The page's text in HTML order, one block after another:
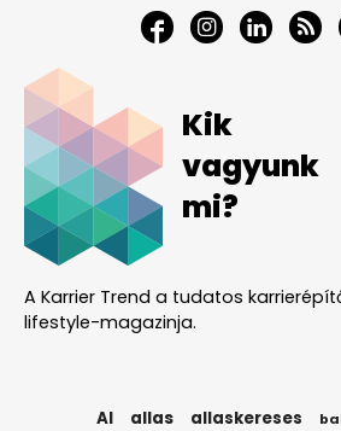
Kik
vagyunk
mi?
A Karrier Trend a tudatos
lifestyle-magazinja.
AI allas allaskereses